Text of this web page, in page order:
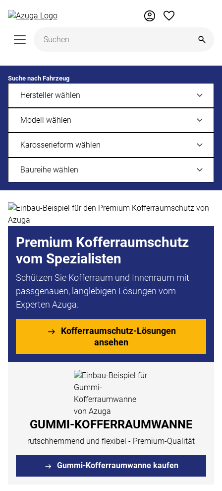
Suche nach Fahrzeug
Kofferraumwanne,
Premium Kofferraumschutz
vom Spezialisten
Schützen Sie Kofferraum und Innenraum mit
passgenauen, langlebigen Lösungen vom
Experten Azuga.
Kofferraumschutz-Lösungen
ansehen
GUMMI-KOFFERRAUMWANNE
rutschhemmend und flexibel - Premium-Qualität
Gummi-Kofferraumwanne kaufen